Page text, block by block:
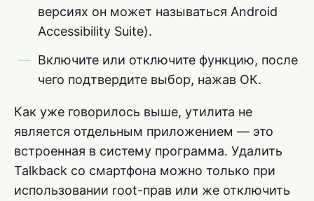
версиях он может называться Android
Accessibility Suite).
Включите или отключите функцию, после
чего подтвердите выбор, нажав ОК.
Как уже говорилось выше, утилита не
является отдельным приложением — это
встроенная в систему программа. Удалить
Talkback со смартфона можно только при
использовании root-прав или же отключить